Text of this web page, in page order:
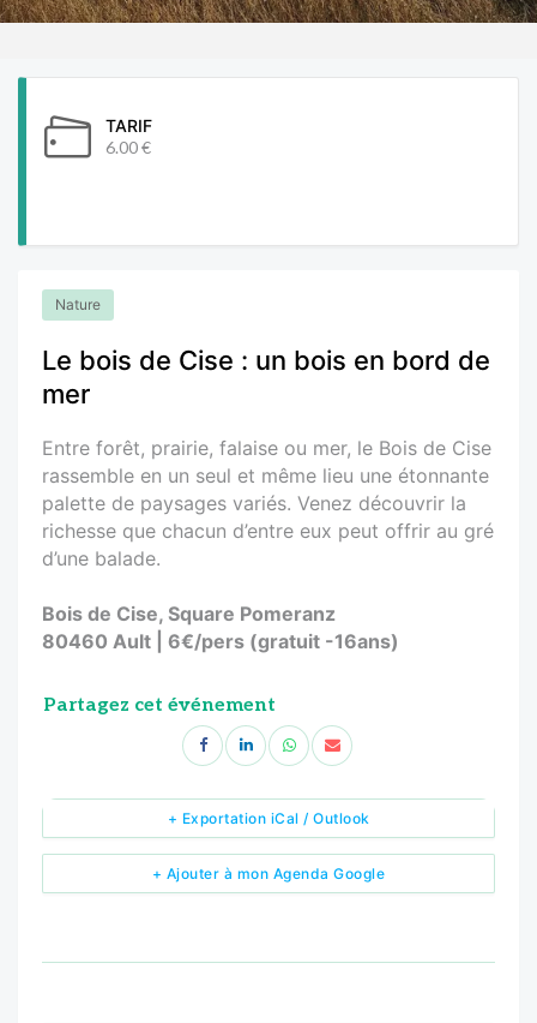
TARIF
6.00 €
Nature
Le bois de Cise : un bois en bord de
mer
Entre forêt, prairie, falaise ou mer, le Bois de Cise
rassemble en un seul et même lieu une étonnante
palette de paysages variés. Venez découvrir la
richesse que chacun d’entre eux peut offrir au gré
d’une balade.
Bois de Cise, Square Pomeranz
80460 Ault | 6€/pers (gratuit -16ans)
Partagez cet événement
+ Ajouter à mon Agenda Google
+ Exportation iCal / Outlook